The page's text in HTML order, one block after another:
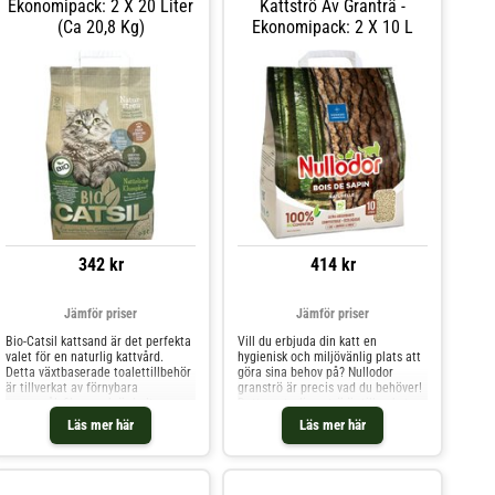
av många
förenklar
tycker
den låga
enkelt
att den
till att
Eco-
ströet
% biologiskt
produkten
av
tofu
vätska
att
Friendly
som
Hur förvaras
på en torr
Ekonomipack: 2 X 20 Liter
(ca 20,8 Kg)
342 kr
Läs mer här
Jämför priser
Bio-Catsil kattsand är det perfekta
valet för en naturlig kattvård.
Detta växtbaserade toalettillbehör
är tillverkat av förnybara
spannmålsfibrer och är helt
biologiskt nedbrytbart och
komposterbart. Bio-Catsil kattströ
imponerar med sin fasta
Kattströ Av Granträ -
Ekonomipack: 2 X 10 L
414 kr
Läs mer här
Jämför priser
Vill du erbjuda din katt en
hygienisk och miljövänlig plats att
göra sina behov på? Nullodor
granströ är precis vad du behöver!
Detta naturliga strö är tillverkat av
komprimerat tallspån från
Schwarzwald. Det är PEFC-
certifierat (hållbart skogsbruk).